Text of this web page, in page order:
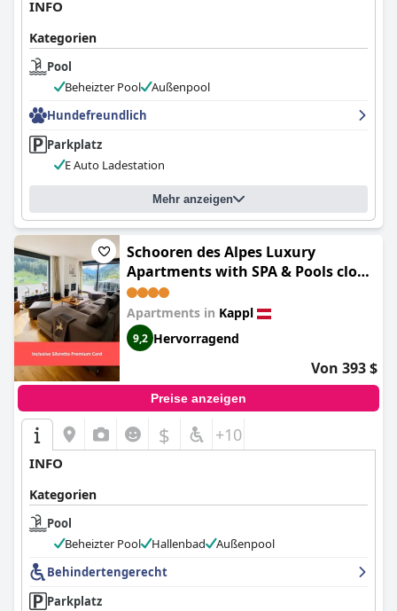
INFO
Kategorien
Pool
Beheizter Pool
Außenpool
Hundefreundlich
Parkplatz
E Auto Ladestation
Mehr anzeigen
Schooren des Alpes Luxury
Apartments with SPA & Pools close
Ischgl (Schooren des Alpes Luxury
Penthouses & Apartments with
SPA & Pools close Ischgl)
Apartments in Kappl
9,2 Hervorragend
Von 393 $
Preise anzeigen
$ +10
INFO
Kategorien
Pool
Beheizter Pool
Hallenbad
Außenpool
Behindertengerecht
Parkplatz